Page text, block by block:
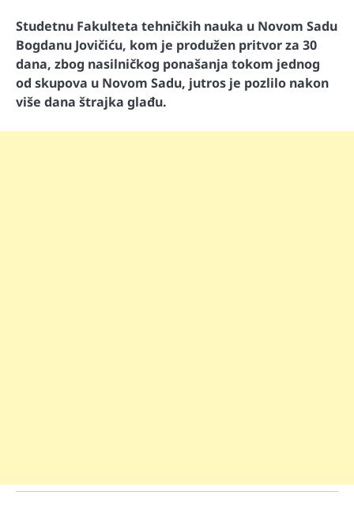
Studetnu Fakulteta tehničkih nauka u Novom Sadu
Bogdanu Jovičiću, kom je produžen pritvor za 30
dana, zbog nasilničkog ponašanja tokom jednog
od skupova u Novom Sadu, jutros je pozlilo nakon
više dana štrajka glađu.